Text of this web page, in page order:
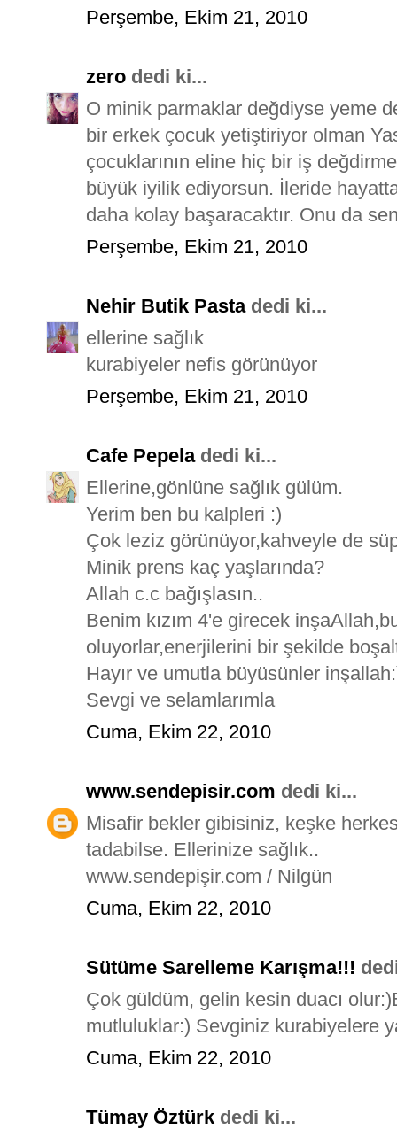
Perşembe, Ekim 21, 2010
zero dedi ki...
O minik parmaklar değdiyse yeme
bir erkek çocuk yetiştiriyor olman
çocuklarının eline hiç bir iş
büyük iyilik ediyorsun. İleride
daha kolay başaracaktır. Onu da
Perşembe, Ekim 21, 2010
Nehir Butik Pastadedi ki...
ellerine sağlık
kurabiyeler nefis görünüyor
Perşembe, Ekim 21, 2010
Cafe Pepeladedi ki...
Ellerine,gönlüne sağlık gülüm.
Yerim ben bu kalpleri :)
Çok leziz görünüyor,kahveyle de
Minik prens kaç yaşlarında?
Allah c.c bağışlasın..
Benim kızım 4'e girecek
oluyorlar,enerjilerini bir şekilde
Hayır ve umutla büyüsünler
Sevgi ve selamlarımla
Cuma, Ekim 22, 2010
www.sendepisir.com dedi ki...
Misafir bekler gibisiniz, keşke
tadabilse. Ellerinize sağlık..
www.sendepişir.com / Nilgün
Cuma, Ekim 22, 2010
Sütüme Sarelleme Karışma!!!
Çok güldüm, gelin kesin duacı
mutluluklar:) Sevginiz kurabiyelere
Cuma, Ekim 22, 2010
Tümay Öztürk dedi ki...